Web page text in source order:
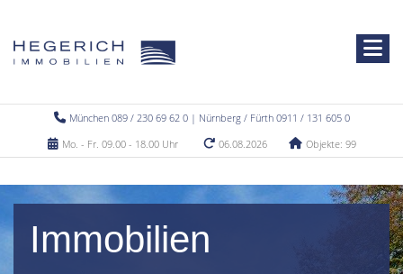
München 089 / 230 69 62 0 | Nürnberg / Fürth 0911 / 131 605 0
Mo. - Fr. 09.00 - 18.00 Uhr
06.08.2026 Objekte: 99
Immobilien